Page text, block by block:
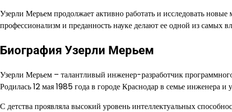
Узерли Мерьем продолжает активно работать и исследовать
профессионализм и преданность науке делают ее одной из самых
Биография Узерли Мерьем
Узерли Мерьем – талантливый инженер-разработчик
Родилась 12 мая 1985 года в городе Краснодар в семье инженера и
С детства проявляла высокий уровень интеллектуальных